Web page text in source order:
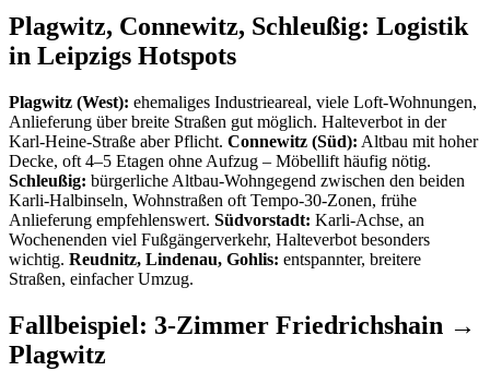
Plagwitz, Connewitz, Schleußig: Logistik
in Leipzigs Hotspots
Plagwitz (West): ehemaliges Industrieareal, viele Loft-Wohnungen,
Anlieferung über breite Straßen gut möglich. Halteverbot in der
Karl-Heine-Straße aber Pflicht. Connewitz (Süd): Altbau mit hoher
Decke, oft 4–5 Etagen ohne Aufzug – Möbellift häufig nötig.
Schleußig: bürgerliche Altbau-Wohngegend zwischen den beiden
Karli-Halbinseln, Wohnstraßen oft Tempo-30-Zonen, frühe
Anlieferung empfehlenswert. Südvorstadt: Karli-Achse, an
Wochenenden viel Fußgängerverkehr, Halteverbot besonders
wichtig. Reudnitz, Lindenau, Gohlis: entspannter, breitere
Straßen, einfacher Umzug.
Fallbeispiel: 3-Zimmer Friedrichshain →
Plagwitz